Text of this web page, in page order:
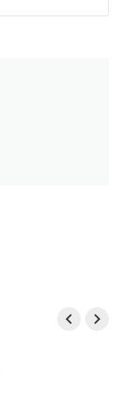
 